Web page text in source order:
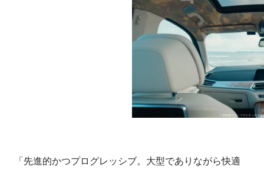
「先進的かつプログレッシブ。大型でありながら快適